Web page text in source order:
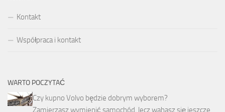
Kontakt
Współpraca i kontakt
WARTO POCZYTAĆ
Czy kupno Volvo będzie dobrym wyborem?